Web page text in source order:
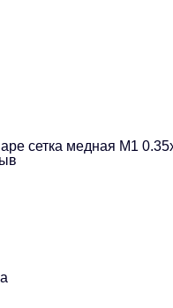
сетка медная М1